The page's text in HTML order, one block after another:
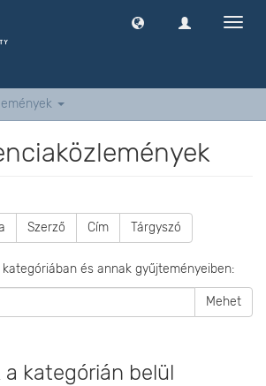
Szerző Cím Tárgyszó
és annak gyűjteményeiben:
Mehet
kategórián belül